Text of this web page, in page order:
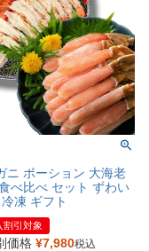
ニ ポーション 大海老
べ比べ セット ずわい
凍 ギフト
割引対象
価格 ¥7,980税込